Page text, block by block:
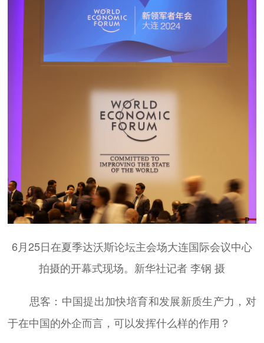
6月25日在夏季达沃斯论坛主会场大连国际会议中心
拍摄的开幕式现场。新华社记者 李钢 摄
思客 ：中国提出加快培育和发展新质生产力，对
于在中国的外企而言，可以发挥什么样的作用？